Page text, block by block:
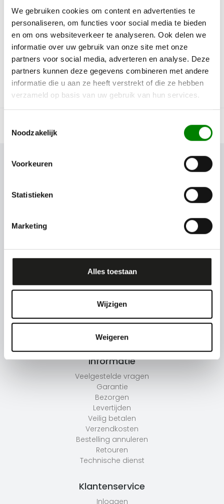
We gebruiken cookies om content en advertenties te
personaliseren, om functies voor social media te bieden
en om ons websiteverkeer te analyseren. Ook delen we
informatie over uw gebruik van onze site met onze
partners voor social media, adverteren en analyse. Deze
partners kunnen deze gegevens combineren met andere
informatie die u aan ze heeft verstrekt of die ze hebben
verzameld op basis van uw gebruik van hun services.
Noodzakelijk
Voorkeuren
Statistieken
Marketing
Alles toestaan
Wijzigen
Weigeren
Salora 58BHD2500
€ 279,00
Koop nu
Salora 60BFM4250
Op voorraad
van € 349,00
€ 177,00
Koop nu
Al ruim 90 jaar verrassen we met een ruime
keuze aan producten. Onze producten hebben
Assortiment
Audio
Beeld
Camera's
Witgoed
Accessoires
Informatie
Veelgestelde vragen
Garantie
Bezorgen
Levertijden
Veilig betalen
Verzendkosten
Bestelling annuleren
Retouren
Technische dienst
Klantenservice
Inloggen